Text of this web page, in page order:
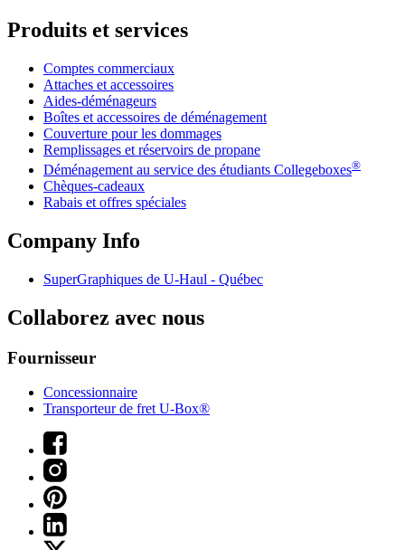
Produits et services
Comptes commerciaux
Attaches et accessoires
Aides-déménageurs
Boîtes et accessoires de déménagement
Couverture pour les dommages
Remplissages et réservoirs de propane
Déménagement au service des étudiants Collegeboxes®
Chèques-cadeaux
Rabais et offres spéciales
Company Info
SuperGraphiques de U-Haul - Québec
Collaborez avec nous
Fournisseur
Concessionnaire
Transporteur de fret U-Box®